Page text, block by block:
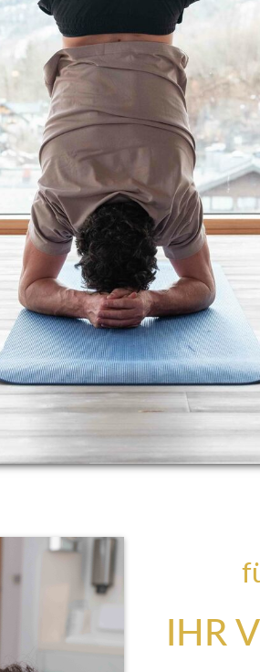
IHR